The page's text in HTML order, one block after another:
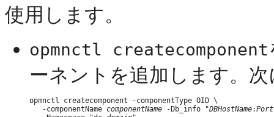
使用します。
opmnctl createcomponent
ーネントを追加します。
opmnctl createcomponent -componentType OID \
   -componentName
componentName -Db_info "DBHostName:Port